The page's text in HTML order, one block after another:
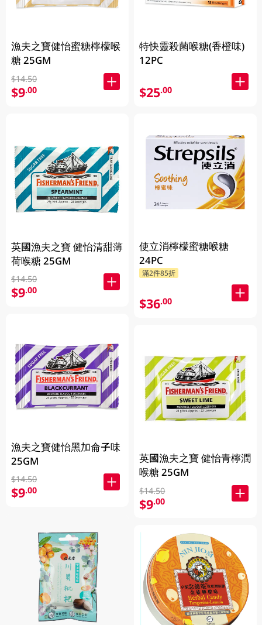
漁夫之寶健怡蜜糖檸檬喉
糖 25GM
$14.50
$9.00
英國漁夫之寶 健怡清甜薄
荷喉糖 25GM
$14.50
$9.00
漁夫之寶健怡黑加侖子味
25GM
$14.50
$9.00
特快靈殺菌喉糖(香橙味)
12PC
$25.00
使立消檸檬蜜糖喉糖
24PC
滿2件85折
$36.00
英國漁夫之寶 健怡青檸潤
喉糖 25GM
$14.50
$9.00